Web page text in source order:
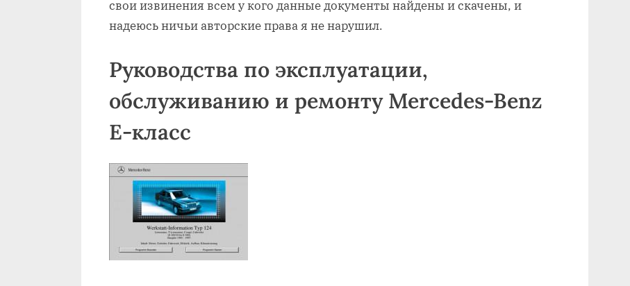
свои извинения всем у кого данные документы найдены и скачены, и
надеюсь ничьи авторские права я не нарушил.
Руководства по эксплуатации,
обслуживанию и ремонту Mercedes-Benz
E-класс